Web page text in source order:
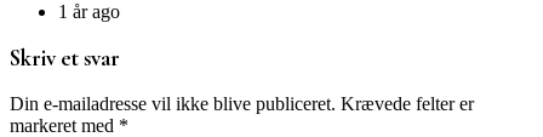
1 år ago
Skriv et svar
Din e-mailadresse vil ikke blive publiceret. Krævede felter er
markeret med *